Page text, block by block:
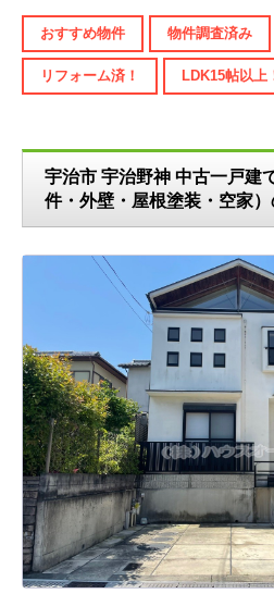
おすすめ物件 物件調査済み
リフォーム済！ LDK15帖以上
宇治市 宇治野神 中古一戸建
件・外壁・屋根塗装・空家